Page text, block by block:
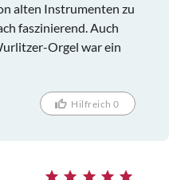
alten Instrumenten zu
faszinierend. Auch
Orgel war ein
Hilfreich 0